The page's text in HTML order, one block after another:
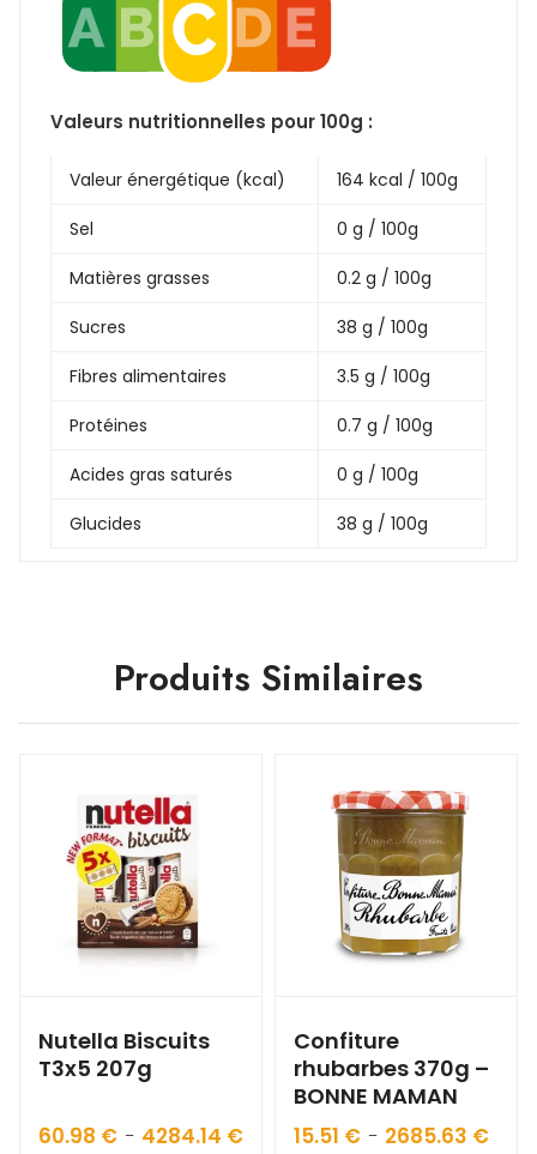
Valeurs nutritionnelles pour 100g :
Valeur énergétique (kcal) 164 kcal / 100g
Sel 0 g / 100g
Matières grasses 0.2 g / 100g
Sucres 38 g / 100g
Fibres alimentaires 3.5 g / 100g
Protéines 0.7 g / 100g
Acides gras saturés 0 g / 100g
Glucides 38 g / 100g
Produits Similaires
Nutella Biscuits
T3x5 207g
60.98 € – 4284.14 €
Confiture
rhubarbes 370g –
BONNE MAMAN
15.51 € – 2685.63 €